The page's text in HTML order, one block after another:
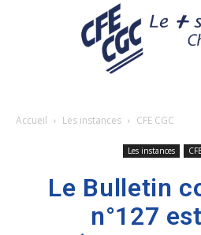
Accueil Les instances CFE CGC
Les instances
Le Bulletin
n°127